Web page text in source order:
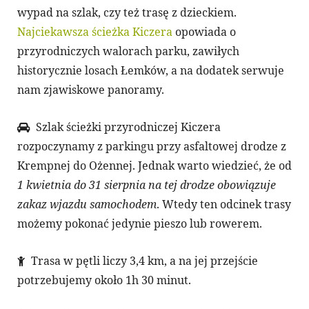
wypad na szlak, czy też trasę z dzieckiem.
Najciekawsza ścieżka Kiczeraopowiada o
przyrodniczych walorach parku, zawiłych
historycznie losach Łemków, a na dodatek serwuje
nam zjawiskowe panoramy.
Szlak ścieżki przyrodniczej Kiczera
rozpoczynamy z parkingu przy asfaltowej drodze z
Krempnej do Ożennej. Jednak warto wiedzieć, że od
1 kwietnia do 31 sierpnia na tej drodze obowiązuje
zakaz wjazdu samochodem. Wtedy ten odcinek trasy
możemy pokonać jedynie pieszo lub rowerem.
Trasa w pętli liczy 3,4 km, a na jej przejście
potrzebujemy około 1h 30 minut.